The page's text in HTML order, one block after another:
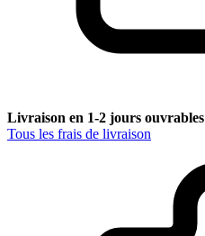
Livraison en 1-2 jours ouvrables
Tous les frais de livraison